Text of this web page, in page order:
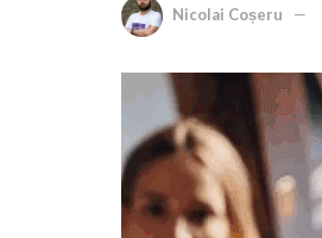
Nicolai Coșeru